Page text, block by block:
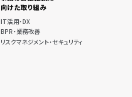
向けた取り組み
IT活用・DX
BPR・業務改善
リスクマネジメント・セキュリティ